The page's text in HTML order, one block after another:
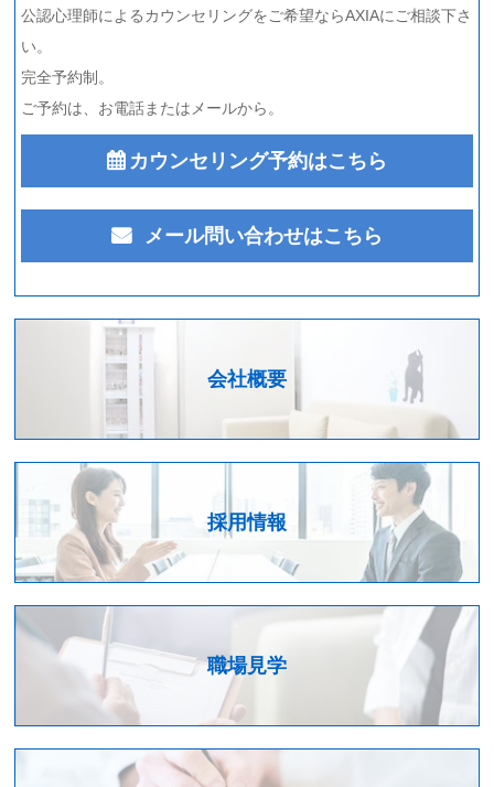
公認心理師によるカウンセリングをご希望ならAXIAにご相談下さ
い。
完全予約制。
ご予約は、お電話またはメールから。
カウンセリング予約はこちら
メール問い合わせはこちら
会社概要
採用情報
職場見学